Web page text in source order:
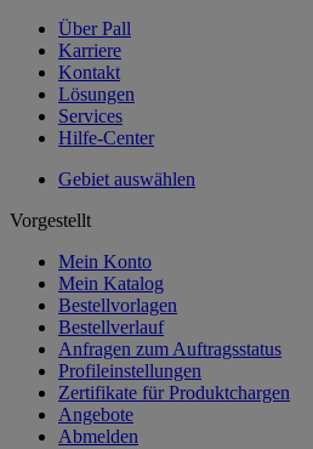
Über Pall
Karriere
Kontakt
Lösungen
Services
Hilfe-Center
Gebiet auswählen
Vorgestellt
Mein Konto
Mein Katalog
Bestellvorlagen
Bestellverlauf
Anfragen zum Auftragsstatus
Profileinstellungen
Zertifikate für Produktchargen
Angebote
Abmelden